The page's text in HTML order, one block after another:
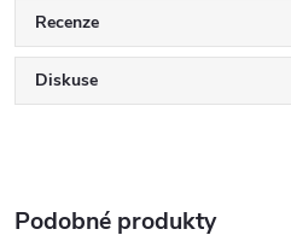
Recenze
Diskuse